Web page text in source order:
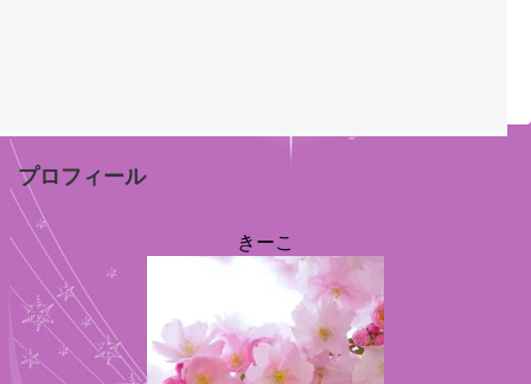
プロフィール
きーこ